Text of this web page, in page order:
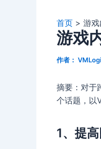
首页 游
游戏
作者：
摘要：对于
个话题，以
1、提